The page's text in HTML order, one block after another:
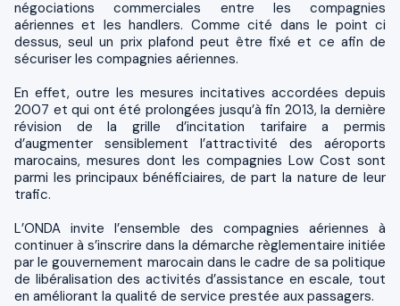
négociations commerciales entre les compagnies
aériennes et les handlers. Comme cité dans le point ci
dessus, seul un prix plafond peut être fixé et ce afin de
sécuriser les compagnies aériennes.
En effet, outre les mesures incitatives accordées depuis
2007 et qui ont été prolongées jusqu’à fin 2013, la dernière
révision de la grille d’incitation tarifaire a permis
d’augmenter sensiblement l’attractivité des aéroports
marocains, mesures dont les compagnies Low Cost sont
parmi les principaux bénéficiaires, de part la nature de leur
trafic.
L’ONDA invite l’ensemble des compagnies aériennes à
continuer à s’inscrire dans la démarche règlementaire initiée
par le gouvernement marocain dans le cadre de sa politique
de libéralisation des activités d’assistance en escale, tout
en améliorant la qualité de service prestée aux passagers.